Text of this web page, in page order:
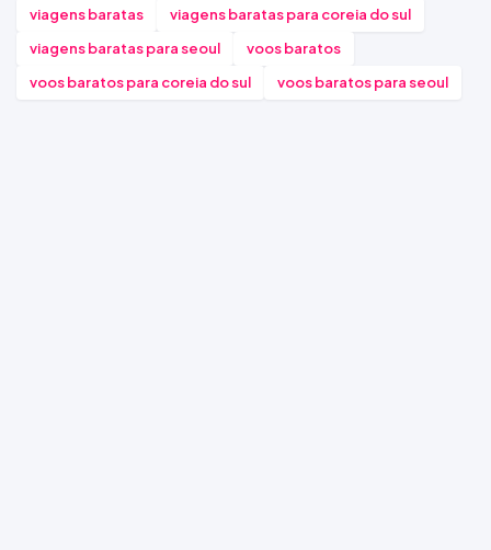
viagens baratas
viagens baratas para coreia do sul
viagens baratas para seoul
voos baratos
voos baratos para coreia do sul
voos baratos para seoul